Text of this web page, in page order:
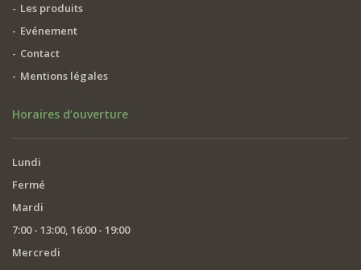
Les produits
Evénement
Contact
Mentions légales
Horaires d’ouverture
Lundi
Fermé
Mardi
7:00 - 13:00, 16:00 - 19:00
Mercredi